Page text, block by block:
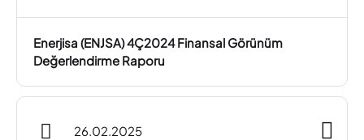
Enerjisa (ENJSA) 4Ç2024 Finansal Görünüm
Değerlendirme Raporu
26.02.2025